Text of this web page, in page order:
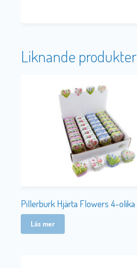
Liknande produkter
Pillerburk Hjärta Flowers 4-olika
Läs mer